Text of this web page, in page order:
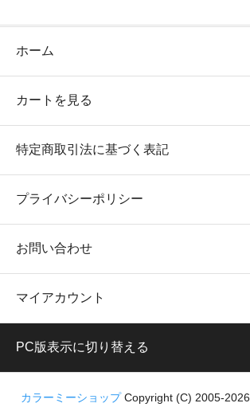
ホーム
カートを見る
特定商取引法に基づく表記
プライバシーポリシー
お問い合わせ
マイアカウント
PC版表示に切り替える
カラーミーショップ Copyright (C) 2005-2026